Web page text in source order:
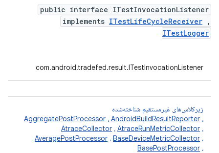
public interface ITestInvocationListener
implements ITestLifeCycleReceiver ,
ITestLogger
com.android.tradefed.result.ITestInvocationListener
زیرکلاس‌های غیرمستقیم شناخته‌شده
AggregatePostProcessor ، AndroidBuildResultReporter ،
AtraceCollector ، AtraceRunMetricCollector ،
AveragePostProcessor ، BaseDeviceMetricCollector ،
BasePostProcessor ،